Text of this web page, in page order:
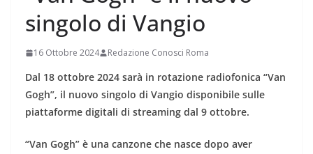
singolo di Vangio
16 Ottobre 2024 Redazione Conosci Roma
Dal 18 ottobre 2024 sarà in rotazione radiofonica “Van
Gogh”, il nuovo singolo di Vangio disponibile sulle
piattaforme digitali di streaming dal 9 ottobre.
“Van Gogh” è una canzone che nasce dopo aver